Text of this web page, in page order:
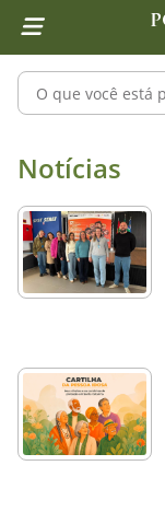
1 Ir para o
2 Ir para a
4 Ir para o menu
5 Ir para a pesquisa
6 Ir para o rodapé
7 Ir para a página
Pesquisar
Notícias -
Notícias